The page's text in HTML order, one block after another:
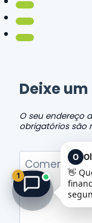
Deixe
O seu endereço
obrigatórios são
Comentário
1
O
👋